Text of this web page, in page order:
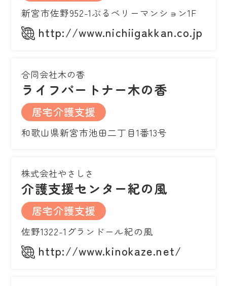
新宮市佐野952-1ぶるベリーマンション1F
http://www.nichiigakkan.co.jp
合同会社木の香
ライフパートナー木の香
居宅介護支援
和歌山県新宮市池田二丁目1番13号
株式会社やさしさ
介護支援センター紀の風
居宅介護支援
佐野1322-1グランドール紀の風
http://www.kinokaze.net/